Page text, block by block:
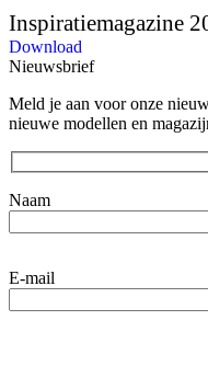
Inspiratiemagazine
Download
Nieuwsbrief
Meld je aan voor onze
nieuwe modellen en
Naam
E-mail